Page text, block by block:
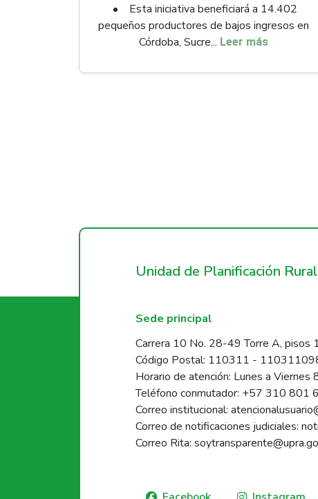
• Esta iniciativa beneficiará a 14.402
pequeños productores de bajos ingresos en
Córdoba, Sucre... Leer más
Unidad de Planificación
Sede principal
Carrera 10 No. 28-49 Torre A, pisos
Código Postal: 110311 -
Horario de atención: Lunes a Viernes
Teléfono conmutador: +57 310 801
Correo institucional:
Correo de notificaciones judiciales:
Correo Rita: